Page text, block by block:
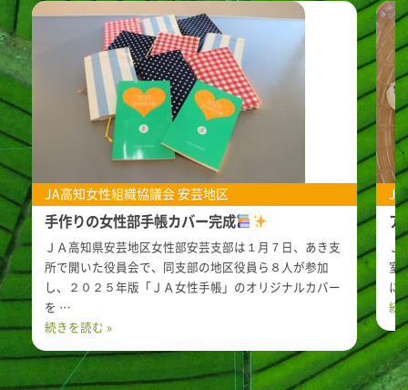
自然薯収穫最盛期！
土佐あき本部
2025.12.05 ヤ・シィの秋祭り
土佐香美地区土佐香美本部
JA高知女性組織協議会 安芸地区
手作りの女性部手帳カバー完成
ＪＡ高知県安芸地区女性部安芸支部は１月７日、あき支
所で開いた役員会で、同支部の地区役員ら８人が参加
し、２０２５年版「ＪＡ女性手帳」のオリジナルカバー
を …
続きを読む »
JA
ア
室
に
続